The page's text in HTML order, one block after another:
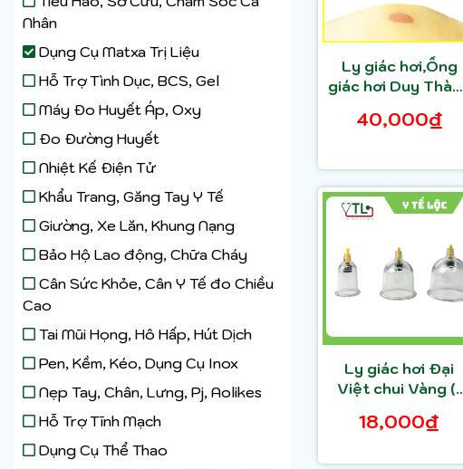
Nhân
Dụng Cụ Matxa Trị Liệu
Hỗ Trợ Tình Dục, BCS, Gel
Máy Đo Huyết Áp, Oxy
Đo Đường Huyết
Nhiệt Kế Điện Tử
Khẩu Trang, Găng Tay Y Tế
Giường, Xe Lăn, Khung Nạng
Bảo Hộ Lao động, Chữa Cháy
Cân Sức Khỏe, Cân Y Tế đo Chiều
Cao
Tai Mũi Họng, Hô Hấp, Hút Dịch
Pen, Kềm, Kéo, Dụng Cụ Inox
Nẹp Tay, Chân, Lưng, Pj, Aolikes
Hỗ Trợ Tĩnh Mạch
Dụng Cụ Thể Thao
Ly giác hơi,Ống
giác hơi Duy Thành
40,000₫
Ly giác hơi Đại
Việt chui Vàng (1
18,000₫